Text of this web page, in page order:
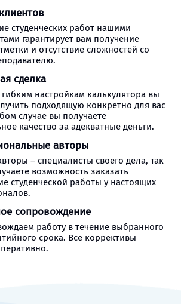
студенческих работ нашими
гарантирует вам получение
и отсутствие сложностей со
сделка
гибким настройкам калькулятора вы
подходящую конкретно для вас
случае вы получаете
качество за адекватные деньги.
авторы
– специалисты своего дела, так
возможность заказать
студенческой работы у настоящих
сопровождение
работу в течение выбранного
срока. Все коррективы